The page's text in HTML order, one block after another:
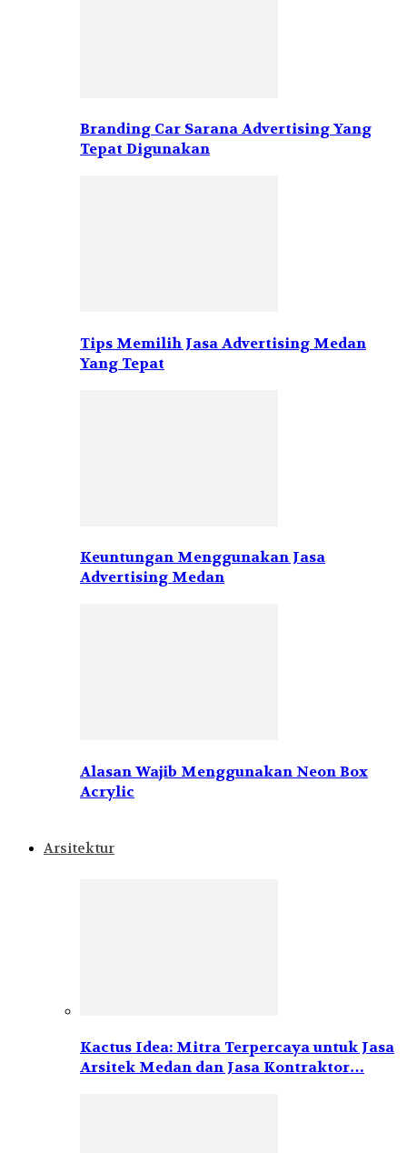
Branding Car Sarana Advertising Yang
Tepat Digunakan
Tips Memilih Jasa Advertising Medan
Yang Tepat
Keuntungan Menggunakan Jasa
Advertising Medan
Alasan Wajib Menggunakan Neon Box
Acrylic
Arsitektur
Kactus Idea: Mitra Terpercaya untuk Jasa
Arsitek Medan dan Jasa Kontraktor…